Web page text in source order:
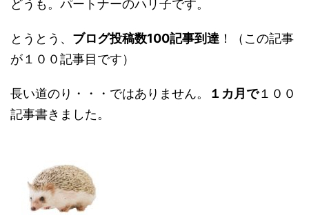
どうも。パートナーのハリ子です。
とうとう、 ブログ投稿数100記事到達 ！（この記事
が１００記事目です）
長い道のり・・・ではありません。 １カ月で１００
記事書きました。